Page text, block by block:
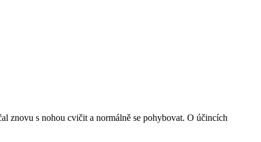
znovu s nohou cvičit a normálně se pohybovat. O účincích